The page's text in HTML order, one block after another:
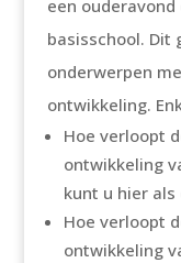
een
basisschool. Dit
onderwerpen
ontwikkeling.
Hoe verloopt
ontwikkeling
kunt u hier als
Hoe verloopt
ontwikkeling